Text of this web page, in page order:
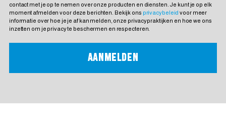
contact met je op te nemen over onze producten en diensten. Je kunt je op elk
moment afmelden voor deze berichten. Bekijk ons privacybeleid voor meer
informatie over hoe je je af kan melden, onze privacypraktijken en hoe we ons
inzetten om je privacy te beschermen en respecteren.